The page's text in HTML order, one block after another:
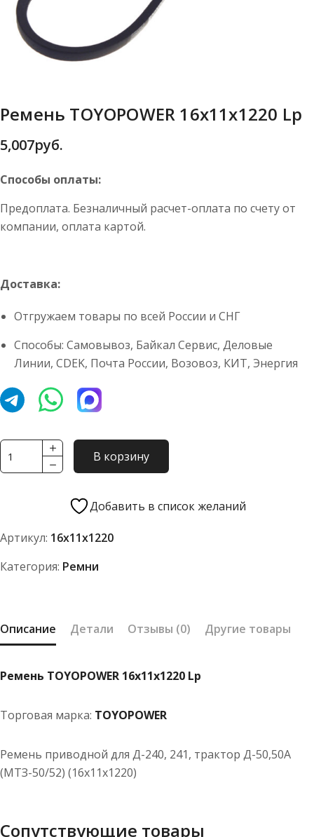
Ремень TOYOPOWER 16x11x1220 Lp
5,007руб.
Способы оплаты:
Предоплата. Безналичный расчет-оплата по счету от
компании, оплата картой.
Доставка:
Отгружаем товары по всей России и СНГ
Способы: Самовывоз, Байкал Сервис, Деловые
Линии, CDEK, Почта России, Возовоз, КИТ, Энергия
Количество
товара
Lp
В корзину
Добавить в список желаний
Артикул: 16x11x1220
Категория: Ремни
Описание Детали Отзывы (0) Другие товары
Ремень TOYOPOWER 16x11x1220 Lp
Торговая марка: TOYOPOWER
Ремень приводной для Д-240, 241, трактор Д-50,50А
(МТЗ-50/52) (16x11x1220)
Сопутствующие товары